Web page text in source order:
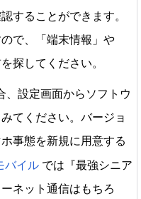
することができます。
で、「端末情報」や
探してください。
、設定画面からソフトウ
てください。バージョ
事態を新規に用意する
バイル では『最強シニア
ネット通信はもちろ